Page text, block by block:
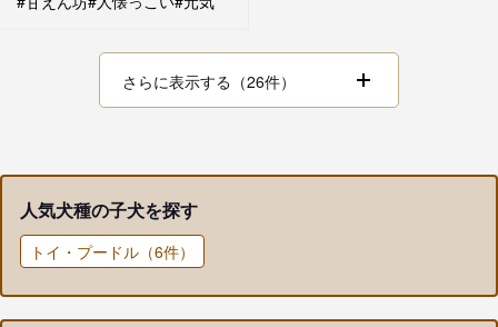
さらに表示する（26件）
人気犬種の子犬を探す
トイ・プードル（6件）